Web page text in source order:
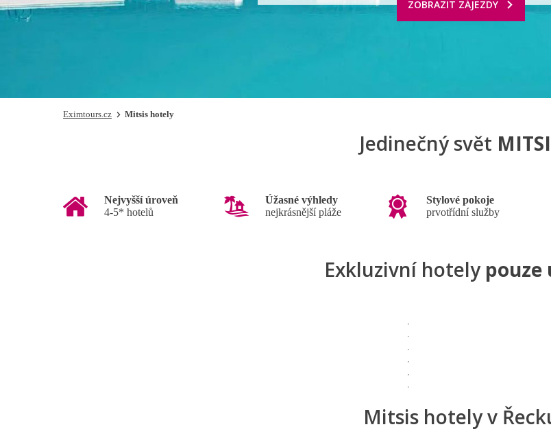
ZOBRAZIT ZÁJEZDY
Eximtours.cz Mitsis hotely
Jedinečný svět
Nejvyšší úroveň
4-5* hotelů
Úžasné výhledy
nejkrásnější pláže
Stylové pokoje
prvotřídní služby
Exkluzivní hotely pouze
Mitsis hotely v